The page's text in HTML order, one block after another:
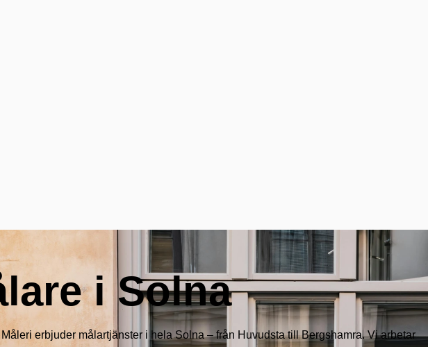
i Solna
erbjuder målartjänster i hela Solna – från Huvudsta till Bergshamra. Vi arbetar